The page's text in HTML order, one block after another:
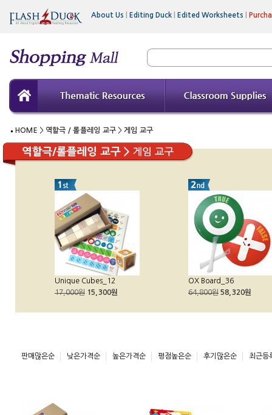
About Us Editing Duck Edited Worksheets
HOME > 역할극 / 롤플레잉 교구 >게임 교구
Unique Cubes_12
17,000원 15,300원
OX Board_36
64,800원 58,320원
판매많은순 낮은가격순 높은가격순 평점높은순 후기많은순 최근등